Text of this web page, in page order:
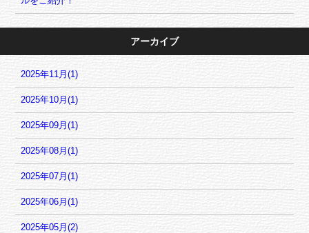
アーカイブ
2025年11月(1)
2025年10月(1)
2025年09月(1)
2025年08月(1)
2025年07月(1)
2025年06月(1)
2025年05月(2)